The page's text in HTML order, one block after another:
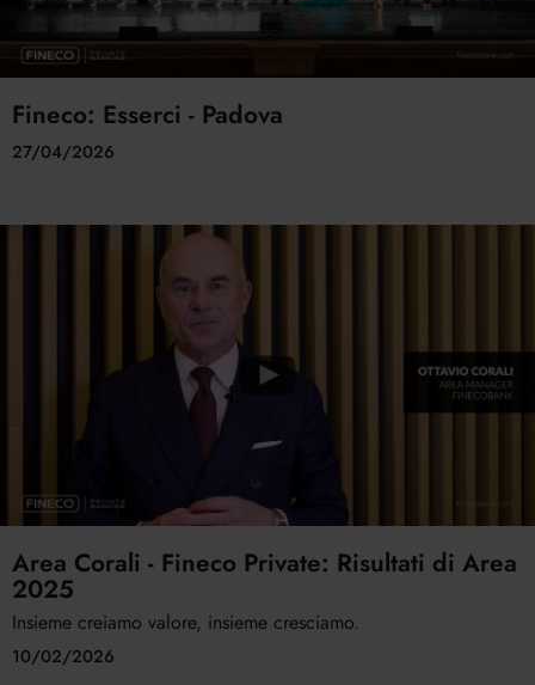
Fineco: Esserci - Padova
27/04/2026
Area Corali - Fineco Private: Risultati di Area
2025
Insieme creiamo valore, insieme cresciamo.
10/02/2026